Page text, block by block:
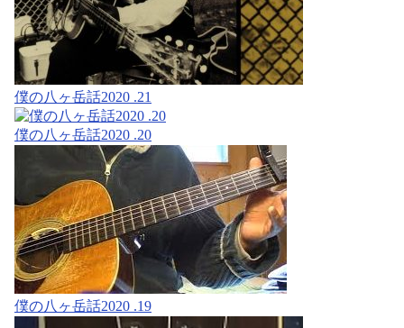
僕の八ヶ岳話2020 .21
僕の八ヶ岳話2020 .20
僕の八ヶ岳話2020 .19